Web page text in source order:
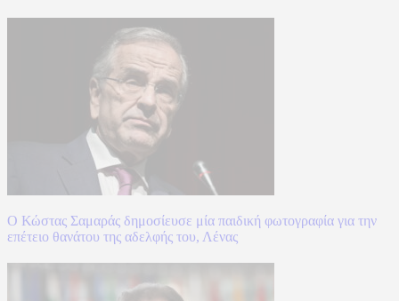
Ο Κώστας Σαμαράς δημοσίευσε μία παιδική φωτογραφία για την
επέτειο θανάτου της αδελφής του, Λένας